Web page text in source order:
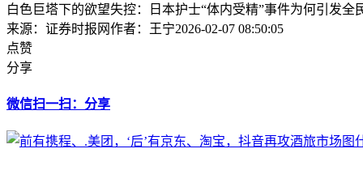
白色巨塔下的欲望失控：日本护士“体内受精”事件为何引发全
来源：证券时报网作者：王宁2026-02-07 08:50:05
点赞
分享
微信扫一扫：分享